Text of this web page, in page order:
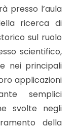
presso l’aula
ricerca di
sul ruolo
scientifico,
nei principali
applicazioni
semplici
svolte negli
della